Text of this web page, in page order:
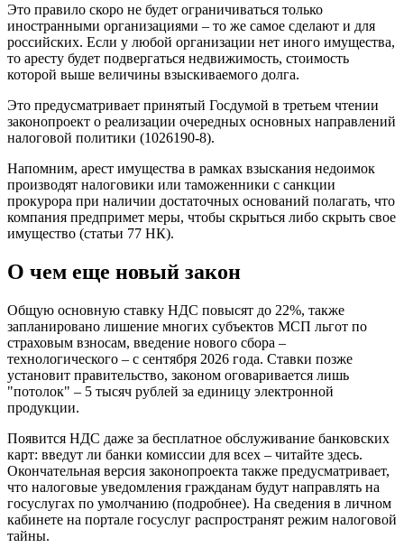
Это правило скоро не будет ограничиваться только
иностранными организациями – то же самое сделают и для
российских. Если у любой организации нет иного имущества,
то аресту будет подвергаться недвижимость, стоимость
которой выше величины взыскиваемого долга.
Это предусматривает принятый Госдумой в третьем чтении
законопроект о реализации очередных основных направлений
налоговой политики (1026190-8).
Напомним, арест имущества в рамках взыскания недоимок
производят налоговики или таможенники с санкции
прокурора при наличии достаточных оснований полагать, что
компания предпримет меры, чтобы скрыться либо скрыть свое
имущество (статьи 77 НК).
О чем еще новый закон
Общую основную ставку НДС повысят до 22%, также
запланировано лишение многих субъектов МСП льгот по
страховым взносам, введение нового сбора –
технологического – с сентября 2026 года. Ставки позже
установит правительство, законом оговаривается лишь
"потолок" – 5 тысяч рублей за единицу электронной
продукции.
Появится НДС даже за бесплатное обслуживание банковских
карт: введут ли банки комиссии для всех – читайте здесь.
Окончательная версия законопроекта также предусматривает,
что налоговые уведомления гражданам будут направлять на
госуслугах по умолчанию (подробнее). На сведения в личном
кабинете на портале госуслуг распространят режим налоговой
тайны.